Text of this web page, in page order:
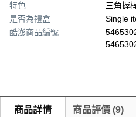
特色
三角握
是否為禮盒
Single
酷澎商品編號
商品詳情 商品評價 (9)